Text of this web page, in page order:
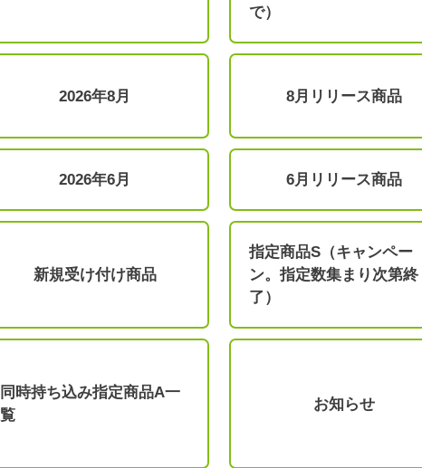
で）
2026年8月 8月リリース商品
2026年6月 6月リリース商品
新規受け付け商品
指定商品S（キャンペー
ン。指定数集まり次第終
了）
同時持ち込み指定商品A一
覧
お知らせ